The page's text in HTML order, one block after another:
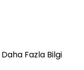
Fazla Bilgi